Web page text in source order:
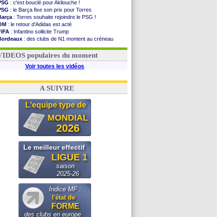
: c'est bouclé pour Akliouche !
: le Barça fixe son prix pour Torres
: Torres souhaite rejoindre le PSG !
: le retour d'Adidas est acté
: Infantino sollicite Trump
: des clubs de N1 montent au créneau
: le démenti de Leipzig pour Diomandé
populaires du moment
Voir toutes les vidéos
A SUIVRE
L'equipe type de
MONDIAL
2026
Le meilleur effectif
LIGUE 1
saison
2025-26
Indice MF :
l'état de
FORME
des clubs en europe